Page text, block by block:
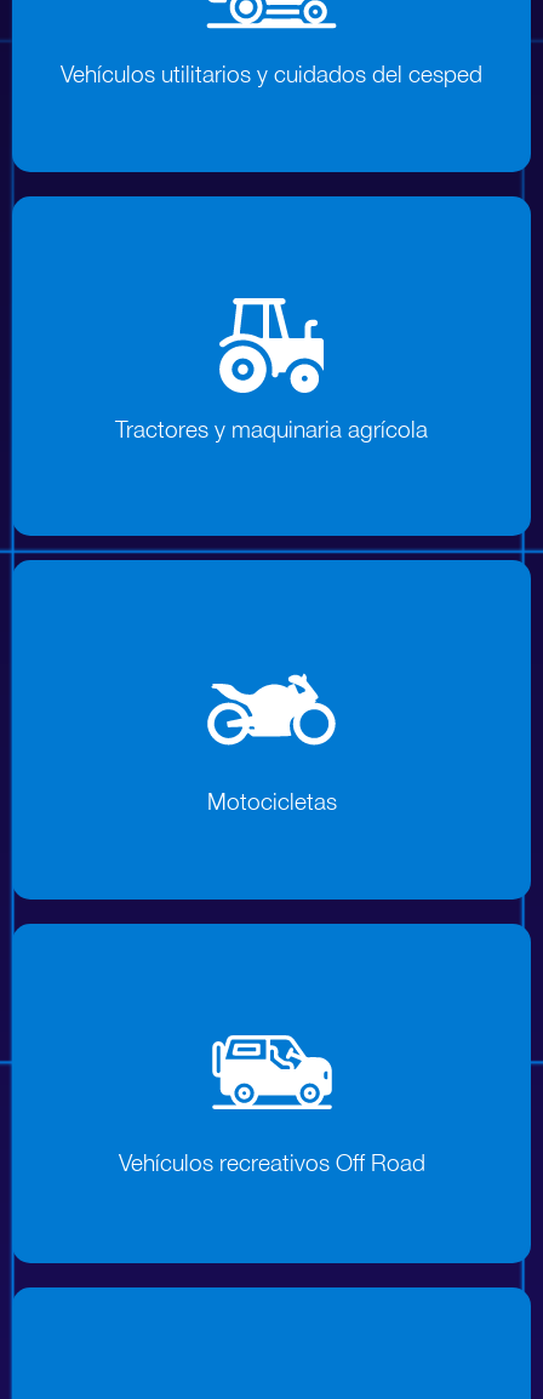
Vehículos utilitarios y cuidados del cesped
cesped
Tractores y maquinaria agrícola
Tractores y maquinaria agrícola
Motocicletas
Vehículos utilitarios y cuidados del
cesped
Vehículos recreativos Off Road
Vehículos recreativos Off Road